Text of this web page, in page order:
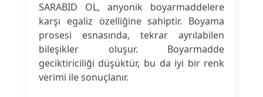
SARABID OL, anyonik boyarmaddelere
karşı egaliz özelliğine sahiptir. Boyama
prosesi esnasında, tekrar ayrılabilen
bileşikler oluşur. Boyarmadde
geciktiriciliği düşüktür, bu da iyi bir renk
verimi ile sonuçlanır.